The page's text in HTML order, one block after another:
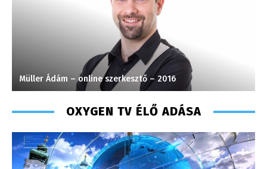
Müller Ádám – online szerkesztő – 2016
OXYGEN TV ÉLŐ ADÁSA